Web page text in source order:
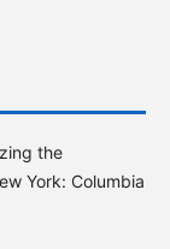
the
York: Columbia